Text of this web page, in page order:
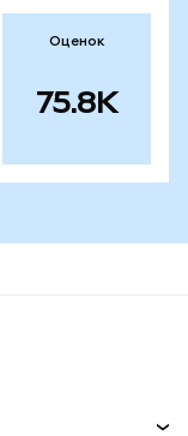
Оценок
75.8K